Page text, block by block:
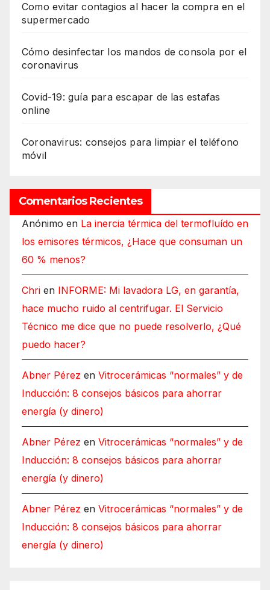
Como evitar contagios al hacer la compra en el
supermercado
Cómo desinfectar los mandos de consola por el
coronavirus
Covid-19: guía para escapar de las estafas
online
Coronavirus: consejos para limpiar el teléfono
móvil
Comentarios Recientes
Anónimo en La inercia térmica del termofluído en
los emisores térmicos, ¿Hace que consuman un
60 % menos?
Chri en INFORME: Mi lavadora LG, en garantía,
hace mucho ruido al centrifugar. El Servicio
Técnico me dice que no puede resolverlo, ¿Qué
puedo hacer?
Abner Pérez en Vitrocerámicas “normales” y de
Inducción: 8 consejos básicos para ahorrar
energía (y dinero)
Abner Pérez en Vitrocerámicas “normales” y de
Inducción: 8 consejos básicos para ahorrar
energía (y dinero)
Abner Pérez en Vitrocerámicas “normales” y de
Inducción: 8 consejos básicos para ahorrar
energía (y dinero)